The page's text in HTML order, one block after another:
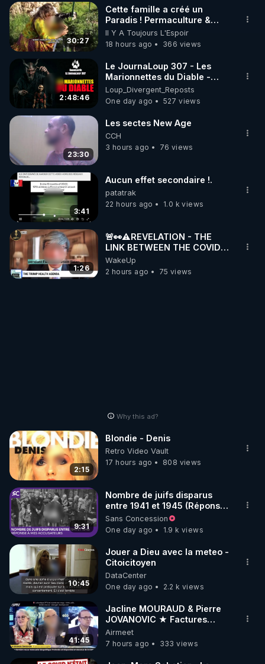
▶ 30 jours gratuit sur l’application de méditation et
de bien-être ENVOL :
Rendez-vous sur https://www.envol.app/code
le code : REGENERE
30:27
Cette famille a créé un
Paradis ! Permaculture &
Autonomie
Il Y A Toujours L'Espoir
18 hours ago
366 views
2:48:46
Le JournaLoup 307 - Les
Marionnettes du Diable -
Loup Divergent 2026.08.07
Loup_Divergent_Reposts
One day ago
527 views
23:30
Les sectes New Age
CCH
3 hours ago
76 views
3:41
Aucun effet secondaire !.
patatrak
22 hours ago
1.0 k views
1:26
🚨👀⚠️REVELATION - THE
LINK BETWEEN THE COVID
VACCINE AND CANCER -LIEN
VACCIN COVID ET CANCER
WakeUp
2 hours ago
75 views
Why this ad?
2:15
Blondie - Denis
Retro Video Vault
17 hours ago
808 views
9:31
Nombre de juifs disparus
entre 1941 et 1945 (Réponse
à mes accusateurs)
Sans Concession
One day ago
1.9 k views
10:45
Jouer a Dieu avec la meteo -
Citoicitoyen
DataCenter
One day ago
2.2 k views
41:45
Jacline MOURAUD & Pierre
JOVANOVIC ★ Factures
Impayées : Où Est Passé Le
Pognon ?
Airmeet
7 hours ago
333 views